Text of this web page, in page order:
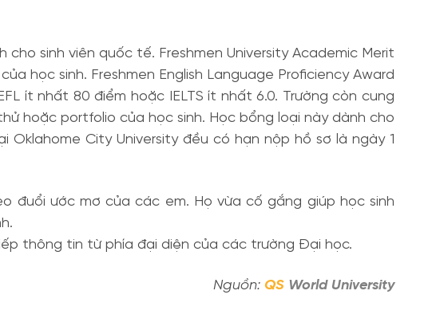
sinh viên quốc tế. Freshmen University Academic Merit
học sinh. Freshmen English Language Proficiency Award
ít nhất 80 điểm hoặc IELTS ít nhất 6.0. Trường còn cung
hoặc portfolio của học sinh. Học bổng loại này dành cho
City University đều có hạn nộp hồ sơ là ngày 1
đuổi ước mơ của các em. Họ vừa cố gắng giúp học sinh
thông tin từ phía đại diện của các trường Đại học.
Nguồn: QS World University